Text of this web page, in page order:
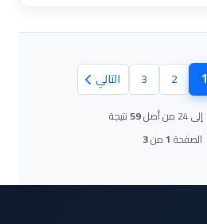
1
(الصفحة الحالية)
2
3 التالي
59نتيجة
الصفحة 1من3